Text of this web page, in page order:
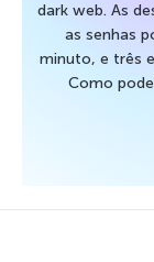
dark web. As
as senhas
minuto, e três
Como